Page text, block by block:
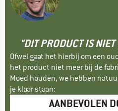
"DIT PRODUCT IS
Ofwel gaat het hierbij om een
het product niet meer bij de
Moed houden, we hebben
je klaar staan:
AANBEVOLEN